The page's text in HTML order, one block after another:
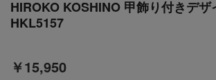
HIROKO KOSHINO 甲飾り付きデ
HKL5157
￥15,950